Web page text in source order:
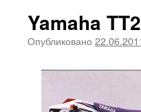
Yamaha
Опубликовано